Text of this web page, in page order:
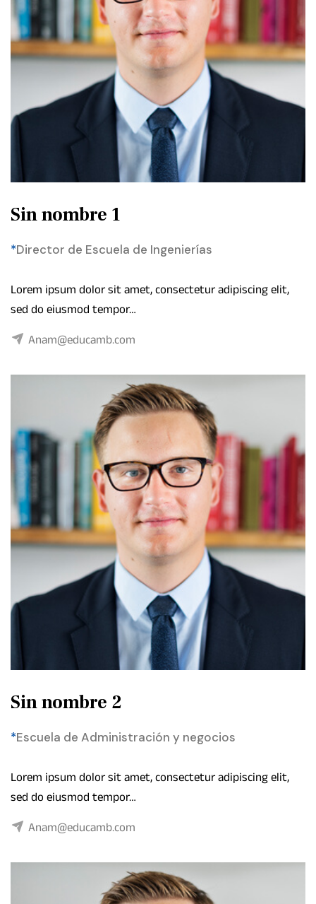
Sin nombre 1
*Director de Escuela de Ingenierías
Lorem ipsum dolor sit amet, consectetur adipiscing elit,
sed do eiusmod tempor…
Anam@educamb.com
Sin nombre 2
*Escuela de Administración y negocios
Lorem ipsum dolor sit amet, consectetur adipiscing elit,
sed do eiusmod tempor…
Anam@educamb.com